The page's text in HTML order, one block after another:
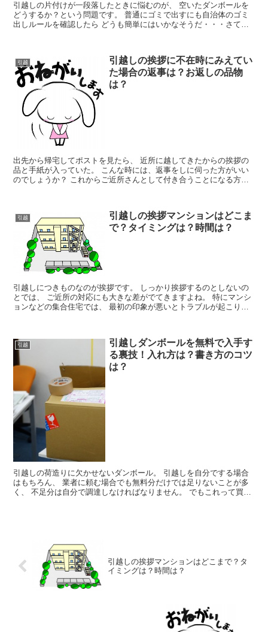
引越しの片付けが一段落したときに悩むのが、 空いたダンボールを
どうするか？という問題です。 普通にゴミで出すにも自治体のゴミ
出しルールを確認したら どうも簡単にはいかなそうだ・・・さてど
引越
引越しの挨拶に不在時にみえてい
た場合の返事は？お返しの品物
は？
出先から帰宅してポストを見たら、 近所に越してきたからの挨拶の
品と手紙が入っていた。 こんな時には、返事をしに伺った方がいい
のでしょうか？ これからご近所さんとして付き合うことになる方で
引越
引越しの挨拶マンションはどこま
で？タイミングは？時間は？
引越しにつきものなのが挨拶です。 しっかり挨拶するのとしないの
とでは、 ご近所の対応にも大きな差がでてきますよね。 特にマンシ
ョンなどの集合住宅では、 最初の印象が悪いとトラブルが起こりや
引越
引越しダンボールを無料で入手す
る裏技！入れ方は？書き方のコツ
は？
引越しの荷造りに欠かせないダンボール。 引越しを自分でする場合
はもちろん、 業者に頼む場合でも無料分だけでは足りないことが多
く、 不足分は自分で調達しなければなりません。 でもこれって買う
引越しの挨拶マンションはどこまで？タ
イミングは？時間は？